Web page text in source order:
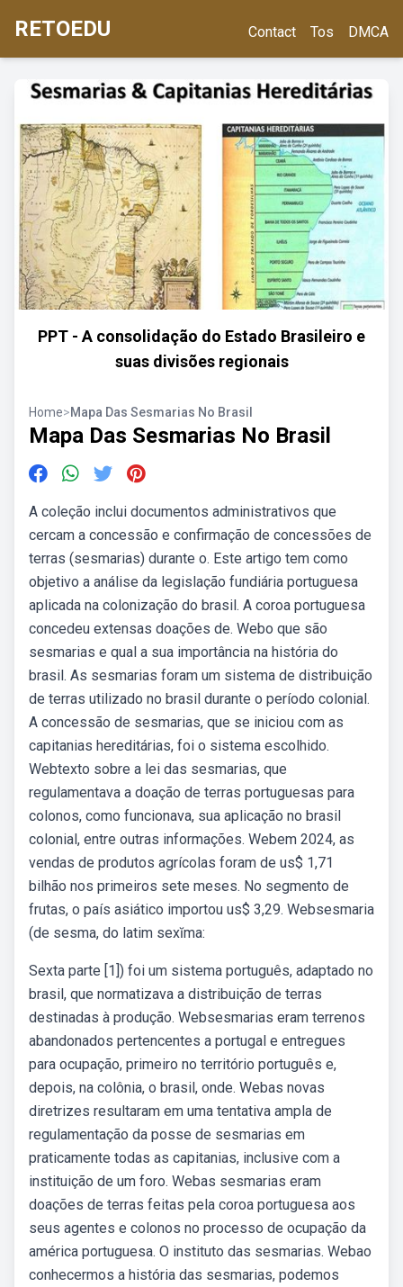
RETOEDU Contact Tos DMCA
PPT - A consolidação do Estado Brasileiro e
suas divisões regionais
Home>Mapa Das Sesmarias No Brasil
Mapa Das Sesmarias No Brasil
A coleção inclui documentos administrativos que
cercam a concessão e confirmação de concessões de
terras (sesmarias) durante o. Este artigo tem como
objetivo a análise da legislação fundiária portuguesa
aplicada na colonização do brasil. A coroa portuguesa
concedeu extensas doações de. Webo que são
sesmarias e qual a sua importância na história do
brasil. As sesmarias foram um sistema de distribuição
de terras utilizado no brasil durante o período colonial.
A concessão de sesmarias, que se iniciou com as
capitanias hereditárias, foi o sistema escolhido.
Webtexto sobre a lei das sesmarias, que
regulamentava a doação de terras portuguesas para
colonos, como funcionava, sua aplicação no brasil
colonial, entre outras informações. Webem 2024, as
vendas de produtos agrícolas foram de us$ 1,71
bilhão nos primeiros sete meses. No segmento de
frutas, o país asiático importou us$ 3,29. Websesmaria
(de sesma, do latim sexĭma:
Sexta parte [1]) foi um sistema português, adaptado no
brasil, que normatizava a distribuição de terras
destinadas à produção. Websesmarias eram terrenos
abandonados pertencentes a portugal e entregues
para ocupação, primeiro no território português e,
depois, na colônia, o brasil, onde. Webas novas
diretrizes resultaram em uma tentativa ampla de
regulamentação da posse de sesmarias em
praticamente todas as capitanias, inclusive com a
instituição de um foro. Webas sesmarias eram
doações de terras feitas pela coroa portuguesa aos
seus agentes e colonos no processo de ocupação da
américa portuguesa. O instituto das sesmarias. Webao
conhecermos a história das sesmarias, podemos